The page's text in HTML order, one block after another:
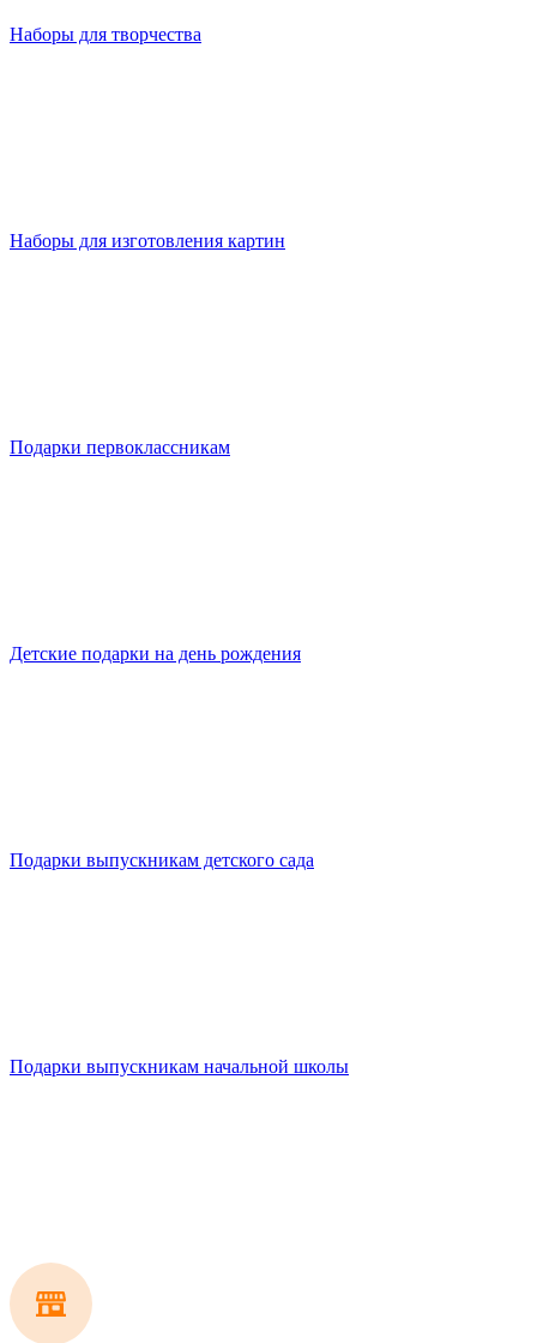
Наборы для творчества
Наборы для изготовления картин
Подарки первоклассникам
Детские подарки на день рождения
Подарки выпускникам детского сада
Подарки выпускникам начальной школы